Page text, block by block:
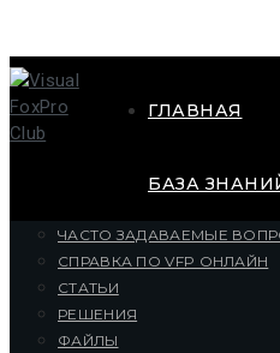
ГЛАВНАЯ
БАЗА
ЧАСТО ЗАДАВАЕМЫЕ
СПРАВКА ПО VFP ОНЛАЙН
СТАТЬИ
РЕШЕНИЯ
ФАЙЛЫ